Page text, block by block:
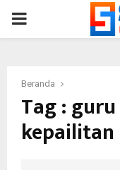
PRIMARY
Beranda
Tag :
kepailitan